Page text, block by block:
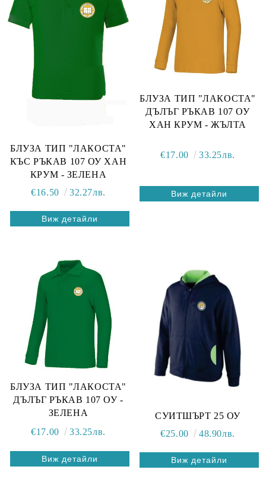
БЛУЗА ТИП "ЛАКОСТА"
КЪС РЪКАВ 107 ОУ ХАН
КРУМ - ЗЕЛЕНА
€16.50
32.27лв.
Виж детайли
БЛУЗА ТИП "ЛАКОСТА"
ДЪЛЪГ РЪКАВ 107 ОУ
ХАН КРУМ - ЖЪЛТА
€17.00 33.25лв.
Виж детайли
БЛУЗА ТИП "ЛАКОСТА"
ДЪЛЪГ РЪКАВ 107 ОУ -
ЗЕЛЕНА
€17.00
33.25лв.
Виж детайли
СУИТШЪРТ 25 ОУ
€25.00
48.90лв.
Виж детайли